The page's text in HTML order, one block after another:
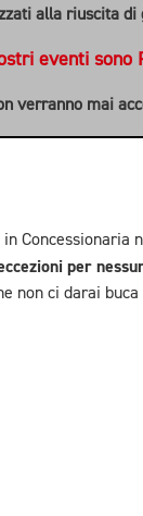
alla riuscita
eventi sono
verranno mai
per
non ci darai